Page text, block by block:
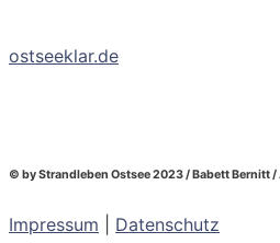
ostseeklar.de
© by Strandleben Ostsee 2023 / Babett Bernitt
Impressum Datenschutz